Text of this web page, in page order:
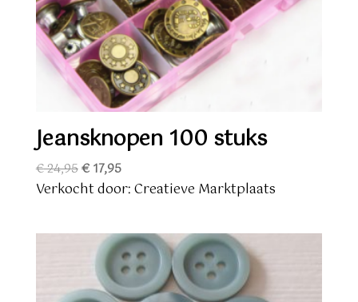
Jeansknopen 100 stuks
€24,95Oorspronkelijke
prijs
€17,95Huidige
prijs
Verkocht door: Creatieve Marktplaats